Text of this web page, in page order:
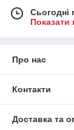
Сьогодні
Показати
Про нас
Контакти
Доставка та